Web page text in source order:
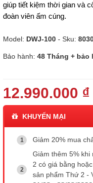
giúp tiết kiệm thời gian và
đoàn viên ấm cúng.
Model: DWJ-100 - Sku:
Bảo hành: 48 Tháng + bảo
12.990.000 ₫
KHUYẾN MẠI
Giảm 20% mua
Giảm thêm 5%
2 có giá bằng
sản phẩm Thứ 2 -